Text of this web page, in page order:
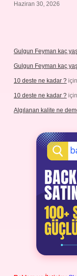
Haziran 30, 2026
Gulgun Feyman kaç
Gulgun Feyman kaç
10 deste ne kadar ? için
10 deste ne kadar ? için
Algılanan kalite ne